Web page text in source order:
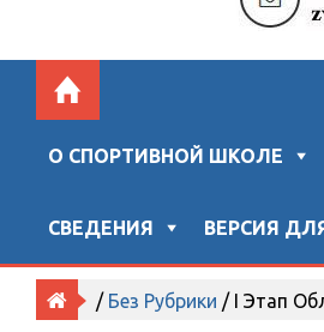
БОРОВСКАЯ СШ
Официальный сайт "Боровской
О СПОРТИВНОЙ ШКОЛЕ
СВЕДЕНИЯ ВЕРСИЯ
/ Без Рубрики / I Этап